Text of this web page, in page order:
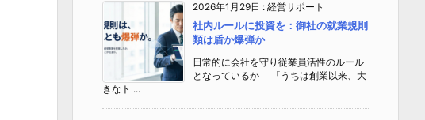
2026年1月29日 : 経営サポート
社内ルールに投資を：御社の就業規則
類は盾か爆弾か
日常的に会社を守り従業員活性のルール
となっているか 「うちは創業以来、大
きなト ...